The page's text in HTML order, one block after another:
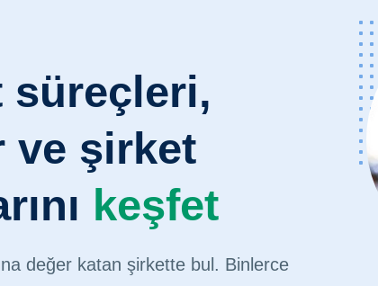
süreçleri,
ve şirket
keşfet
değer katan şirkette bul. Binlerce